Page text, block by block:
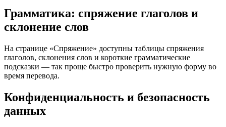
Грамматика: спряжение глаголов и
склонение слов
На странице «Спряжение» доступны таблицы спряжения
глаголов, склонения слов и короткие грамматические
подсказки — так проще быстро проверить нужную форму во
время перевода.
Конфиденциальность и безопасность
данных